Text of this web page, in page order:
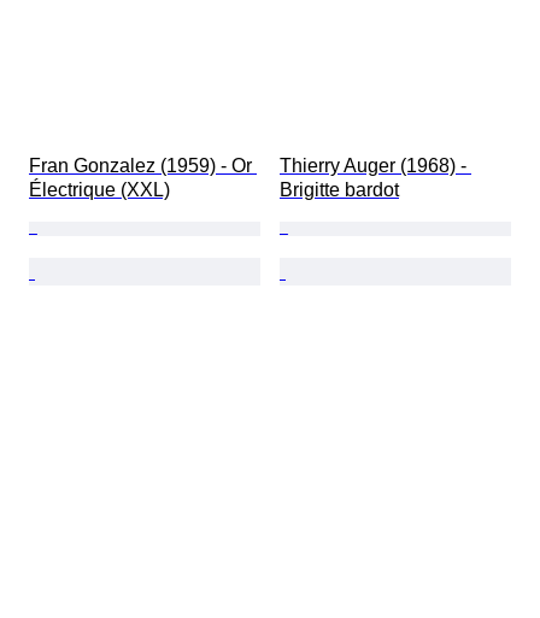
Fran Gonzalez (1959) - Or
Électrique (XXL)
Thierry Auger (1968) -
Brigitte bardot